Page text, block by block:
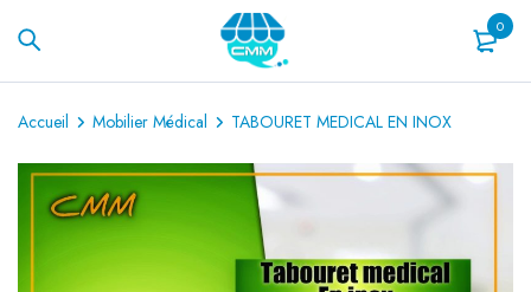
0
Accueil Mobilier Médical TABOURET MEDICAL EN INOX